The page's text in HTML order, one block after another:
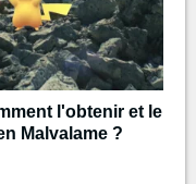
l'obtenir et le
Malvalame ?